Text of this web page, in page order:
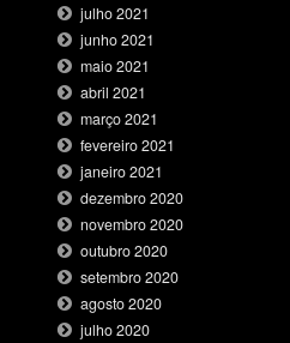
julho 2021
junho 2021
maio 2021
abril 2021
março 2021
fevereiro 2021
janeiro 2021
dezembro 2020
novembro 2020
outubro 2020
setembro 2020
agosto 2020
julho 2020